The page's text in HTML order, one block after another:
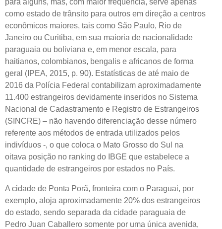
para alguns, mas, com maior frequência, serve apenas
como estado de trânsito para outros em direção a centros
econômicos maiores, tais como São Paulo, Rio de
Janeiro ou Curitiba, em sua maioria de nacionalidade
paraguaia ou boliviana e, em menor escala, para
haitianos, colombianos, bengalis e africanos de forma
geral (IPEA, 2015, p. 90). Estatísticas de até maio de
2016 da Polícia Federal contabilizam aproximadamente
11.400 estrangeiros devidamente inseridos no Sistema
Nacional de Cadastramento e Registro de Estrangeiros
(SINCRE) – não havendo diferenciação desse número
referente aos métodos de entrada utilizados pelos
indivíduos -, o que coloca o Mato Grosso do Sul na
oitava posição no ranking do IBGE que estabelece a
quantidade de estrangeiros por estados no País.
A cidade de Ponta Porã, fronteira com o Paraguai, por
exemplo, aloja aproximadamente 20% dos estrangeiros
do estado, sendo separada da cidade paraguaia de
Pedro Juan Caballero somente por uma única avenida,